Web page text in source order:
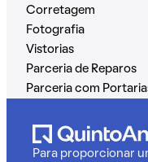
Corretagem
Fotografia
Vistorias
Parceria de Reparos
Parceria com
Para proporcionar